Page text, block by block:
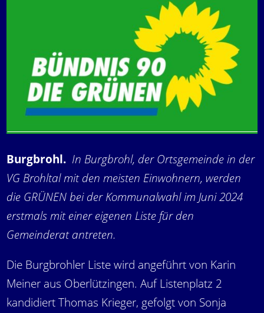
Burgbrohl. In Burgbrohl, der Ortsgemeinde in der
VG Brohltal mit den meisten Einwohnern, werden
die GRÜNEN bei der Kommunalwahl im Juni 2024
erstmals mit einer eigenen Liste für den
Gemeinderat antreten.
Die Burgbrohler Liste wird angeführt von Karin
Meiner aus Oberlützingen. Auf Listenplatz 2
kandidiert Thomas Krieger, gefolgt von Sonja